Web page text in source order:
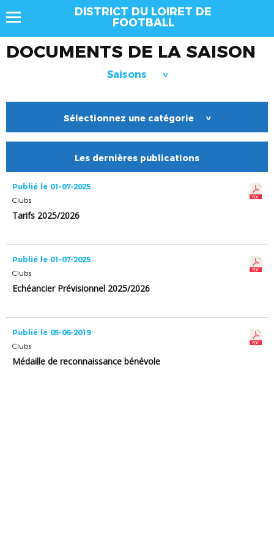
DISTRICT DU LOIRET DE
FOOTBALL
DOCUMENTS DE LA SAISON
Saisons >
Sélectionnez une catégorie >
Les dernières publications
Publié le 01-07-2025
Clubs
Tarifs 2025/2026
Publié le 01-07-2025
Clubs
Echéancier Prévisionnel 2025/2026
Publié le 05-06-2019
Clubs
Médaille de reconnaissance bénévole